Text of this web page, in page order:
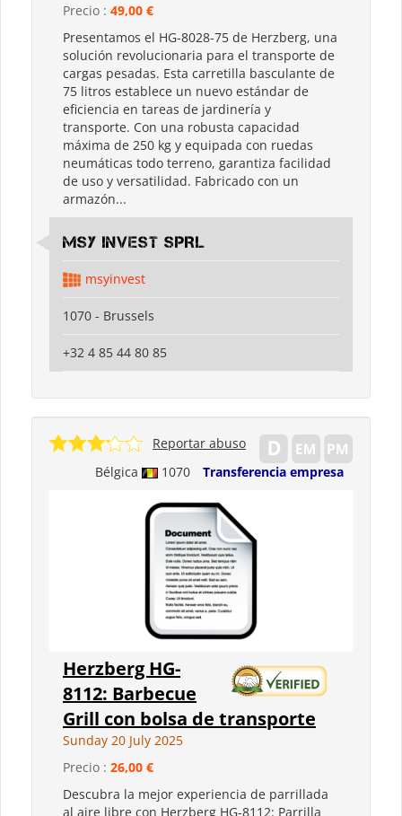
Precio : 49,00 €
Presentamos el HG-8028-75 de Herzberg, una
solución revolucionaria para el transporte de
cargas pesadas. Esta carretilla basculante de
75 litros establece un nuevo estándar de
eficiencia en tareas de jardinería y
transporte. Con una robusta capacidad
máxima de 250 kg y equipada con ruedas
neumáticas todo terreno, garantiza facilidad
de uso y versatilidad. Fabricado con un
armazón...
MSY INVEST SPRL
msyinvest
1070 - Brussels
+32 4 85 44 80 85
Bélgica 1070 Transferencia empresa
Reportar abuso
Herzberg HG-
8112: Barbecue
Grill con bolsa de transporte
Sunday 20 July 2025
Precio : 26,00 €
Descubra la mejor experiencia de parrillada
al aire libre con Herzberg HG-8112: Parrilla